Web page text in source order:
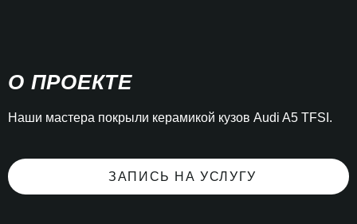
О ПРОЕКТЕ
Наши мастера покрыли керамикой кузов Audi A5 TFSI.
ЗАПИСЬ НА УСЛУГУ